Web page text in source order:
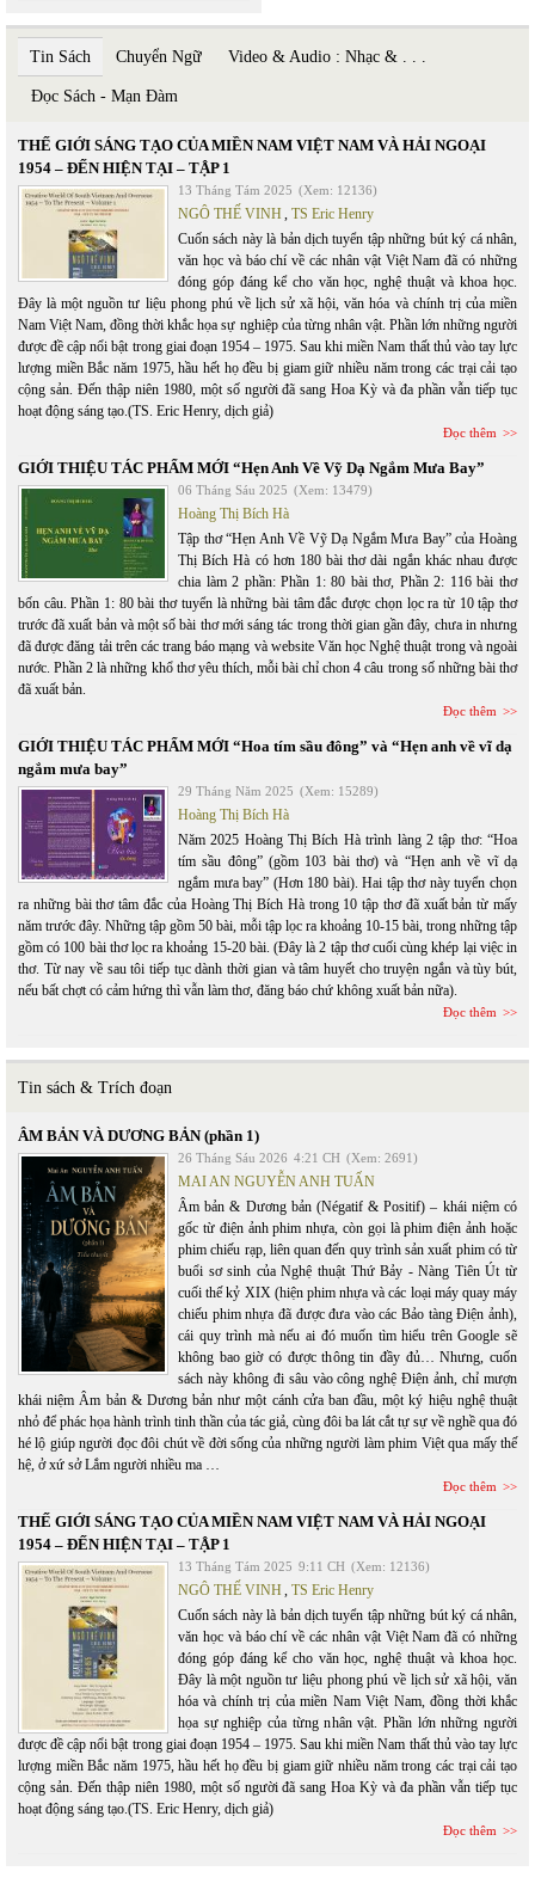
Tin Sách Chuyển Ngữ Video & Audio : Nhạc & . . .
Đọc Sách - Mạn Đàm
THẾ GIỚI SÁNG TẠO CỦA MIỀN NAM VIỆT NAM VÀ HẢI NGOẠI
1954 – ĐẾN HIỆN TẠI – TẬP 1
13 Tháng Tám 2025 (Xem: 12136)
NGÔ THẾ VINH, TS Eric Henry
Cuốn sách này là bản dịch tuyển tập những bút ký cá nhân,
văn học và báo chí về các nhân vật Việt Nam đã có những
đóng góp đáng kể cho văn học, nghệ thuật và khoa học.
Đây là một nguồn tư liệu phong phú về lịch sử xã hội, văn hóa và chính trị của miền
Nam Việt Nam, đồng thời khắc họa sự nghiệp của từng nhân vật. Phần lớn những người
được đề cập nổi bật trong giai đoạn 1954 – 1975. Sau khi miền Nam thất thủ vào tay lực
lượng miền Bắc năm 1975, hầu hết họ đều bị giam giữ nhiều năm trong các trại cải tạo
cộng sản. Đến thập niên 1980, một số người đã sang Hoa Kỳ và đa phần vẫn tiếp tục
hoạt động sáng tạo.(TS. Eric Henry, dịch giả)
Đọc thêm
GIỚI THIỆU TÁC PHẨM MỚI “Hẹn Anh Về Vỹ Dạ Ngắm Mưa Bay”
06 Tháng Sáu 2025 (Xem: 13479)
Hoàng Thị Bích Hà
Tập thơ “Hẹn Anh Về Vỹ Dạ Ngắm Mưa Bay” của Hoàng
Thị Bích Hà có hơn 180 bài thơ dài ngắn khác nhau được
chia làm 2 phần: Phần 1: 80 bài thơ, Phần 2: 116 bài thơ
bốn câu. Phần 1: 80 bài thơ tuyển là những bài tâm đắc được chọn lọc ra từ 10 tập thơ
trước đã xuất bản và một số bài thơ mới sáng tác trong thời gian gần đây, chưa in nhưng
đã được đăng tải trên các trang báo mạng và website Văn học Nghệ thuật trong và ngoài
nước. Phần 2 là những khổ thơ yêu thích, mỗi bài chỉ chon 4 câu trong số những bài thơ
đã xuất bản.
Đọc thêm
GIỚI THIỆU TÁC PHẨM MỚI “Hoa tím sầu đông” và “Hẹn anh về vĩ dạ
ngắm mưa bay”
29 Tháng Năm 2025 (Xem: 15289)
Hoàng Thị Bích Hà
Năm 2025 Hoàng Thị Bích Hà trình làng 2 tập thơ: “Hoa
tím sầu đông” (gồm 103 bài thơ) và “Hẹn anh về vĩ dạ
ngắm mưa bay” (Hơn 180 bài). Hai tập thơ này tuyển chọn
ra những bài thơ tâm đắc của Hoàng Thị Bích Hà trong 10 tập thơ đã xuất bản từ mấy
năm trước đây. Những tập gồm 50 bài, mỗi tập lọc ra khoảng 10-15 bài, trong những tập
gồm có 100 bài thơ lọc ra khoảng 15-20 bài. (Đây là 2 tập thơ cuối cùng khép lại việc in
thơ. Từ nay về sau tôi tiếp tục dành thời gian và tâm huyết cho truyện ngắn và tùy bút,
nếu bất chợt có cảm hứng thì vẫn làm thơ, đăng báo chứ không xuất bản nữa).
Đọc thêm
Tin sách & Trích đoạn
ÂM BẢN VÀ DƯƠNG BẢN (phần 1)
26 Tháng Sáu 2026 4:21 CH (Xem: 2691)
MAI AN NGUYỄN ANH TUẤN
Âm bản & Dương bản (Négatif & Positif) – khái niệm có
gốc từ điện ảnh phim nhựa, còn gọi là phim điện ảnh hoặc
phim chiếu rạp, liên quan đến quy trình sản xuất phim có từ
buổi sơ sinh của Nghệ thuật Thứ Bảy - Nàng Tiên Út từ
cuối thế kỷ XIX (hiện phim nhựa và các loại máy quay máy
chiếu phim nhựa đã được đưa vào các Bảo tàng Điện ảnh),
cái quy trình mà nếu ai đó muốn tìm hiểu trên Google sẽ
không bao giờ có được thông tin đầy đủ… Nhưng, cuốn
sách này không đi sâu vào công nghệ Điện ảnh, chỉ mượn
khái niệm Âm bản & Dương bản như một cánh cửa ban đầu, một ký hiệu nghệ thuật
nhỏ để phác họa hành trình tinh thần của tác giả, cùng đôi ba lát cắt tự sự về nghề qua đó
hé lộ giúp người đọc đôi chút về đời sống của những người làm phim Việt qua mấy thế
hệ, ở xứ sở Lắm người nhiều ma …
Đọc thêm
THẾ GIỚI SÁNG TẠO CỦA MIỀN NAM VIỆT NAM VÀ HẢI NGOẠI
1954 – ĐẾN HIỆN TẠI – TẬP 1
13 Tháng Tám 2025 9:11 CH (Xem: 12136)
NGÔ THẾ VINH, TS Eric Henry
Cuốn sách này là bản dịch tuyển tập những bút ký cá nhân,
văn học và báo chí về các nhân vật Việt Nam đã có những
đóng góp đáng kể cho văn học, nghệ thuật và khoa học.
Đây là một nguồn tư liệu phong phú về lịch sử xã hội, văn
hóa và chính trị của miền Nam Việt Nam, đồng thời khắc
họa sự nghiệp của từng nhân vật. Phần lớn những người
được đề cập nổi bật trong giai đoạn 1954 – 1975. Sau khi miền Nam thất thủ vào tay lực
lượng miền Bắc năm 1975, hầu hết họ đều bị giam giữ nhiều năm trong các trại cải tạo
cộng sản. Đến thập niên 1980, một số người đã sang Hoa Kỳ và đa phần vẫn tiếp tục
hoạt động sáng tạo.(TS. Eric Henry, dịch giả)
Đọc thêm